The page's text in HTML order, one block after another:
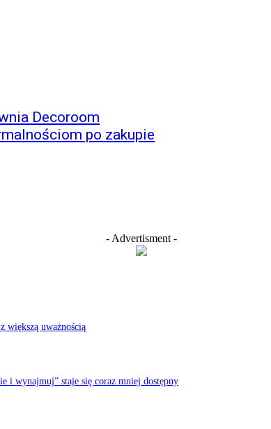
Decoroom
po zakupie
- Advertisment -
większą uważnością
i wynajmuj” staje się coraz mniej dostępny